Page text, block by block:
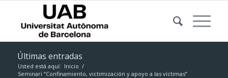
Últimas entradas
Usted está aquí: Inicio /
Seminari “Confinamiento, victimización y apoyo a las víctimas”